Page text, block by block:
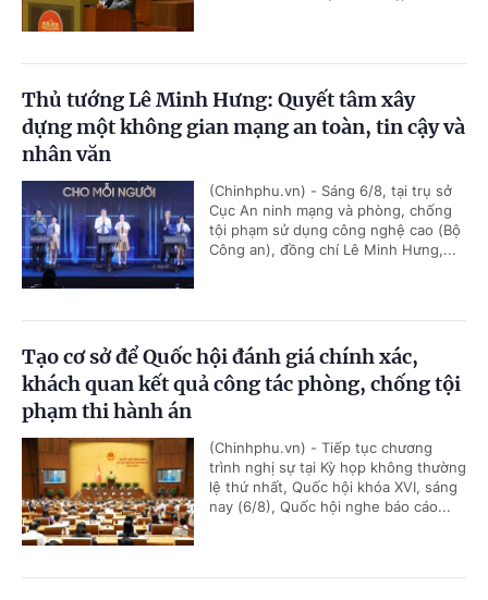
Thủ tướng Lê Minh Hưng: Quyết tâm xây
dựng một không gian mạng an toàn, tin cậy và
nhân văn
(Chinhphu.vn) - Sáng 6/8, tại trụ sở
Cục An ninh mạng và phòng, chống
tội phạm sử dụng công nghệ cao (Bộ
Công an), đồng chí Lê Minh Hưng,...
Tạo cơ sở để Quốc hội đánh giá chính xác,
khách quan kết quả công tác phòng, chống tội
phạm thi hành án
(Chinhphu.vn) - Tiếp tục chương
trình nghị sự tại Kỳ họp không thường
lệ thứ nhất, Quốc hội khóa XVI, sáng
nay (6/8), Quốc hội nghe báo cáo...